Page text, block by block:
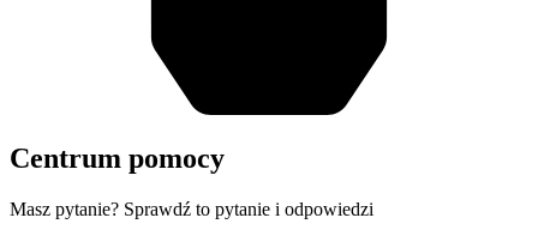
Centrum pomocy
Masz pytanie? Sprawdź to pytanie i odpowiedzi